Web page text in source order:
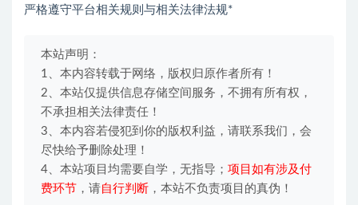
严格遵守平台相关规则与相关法律法规*
本站声明：
1、本内容转载于网络，版权归原作者所有！
2、本站仅提供信息存储空间服务，不拥有所有权，
不承担相关法律责任！
3、本内容若侵犯到你的版权利益，请联系我们，会
尽快给予删除处理！
4、本站项目均需要自学，无指导； 项目如有涉及付
费环节 ，请自行判断 ，本站不负责项目的真伪！